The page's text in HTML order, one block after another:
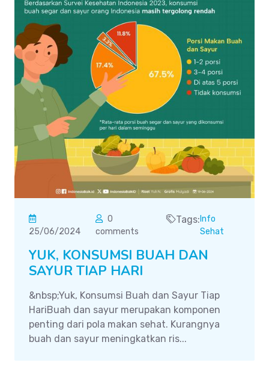
25/06/2024
0
comments
Tags: Info
Sehat
YUK, KONSUMSI BUAH DAN
SAYUR TIAP HARI
&nbsp;Yuk, Konsumsi Buah dan Sayur Tiap
HariBuah dan sayur merupakan komponen
penting dari pola makan sehat. Kurangnya
buah dan sayur meningkatkan ris...